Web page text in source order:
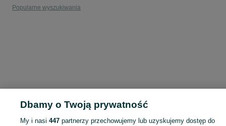
Popularne wyszukiwania
Dbamy o Twoją prywatność
My i nasi447 partnerzy przechowujemy lub uzyskujemy dostęp do